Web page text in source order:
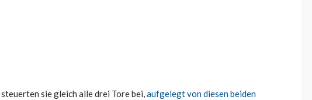
steuerten sie gleich alle drei Tore bei,aufgelegt von diesen beiden